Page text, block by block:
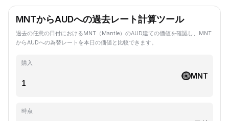
MNTからAUDへの過去レート計算ツール
過去の任意の日付におけるMNT（Mantle）のAUD建ての価値を確認し、MNT
からAUDへの為替レートを本日の価値と比較できます。
購入
MNT
時点